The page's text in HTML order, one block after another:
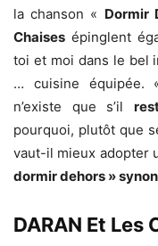
la chanson « Dormir
Chaises épinglent
toi et moi dans le bel
… cuisine équipée.
n’existe que s’il
pourquoi, plutôt que
vaut-il mieux adopter
dormir dehors »
DARAN Et Les